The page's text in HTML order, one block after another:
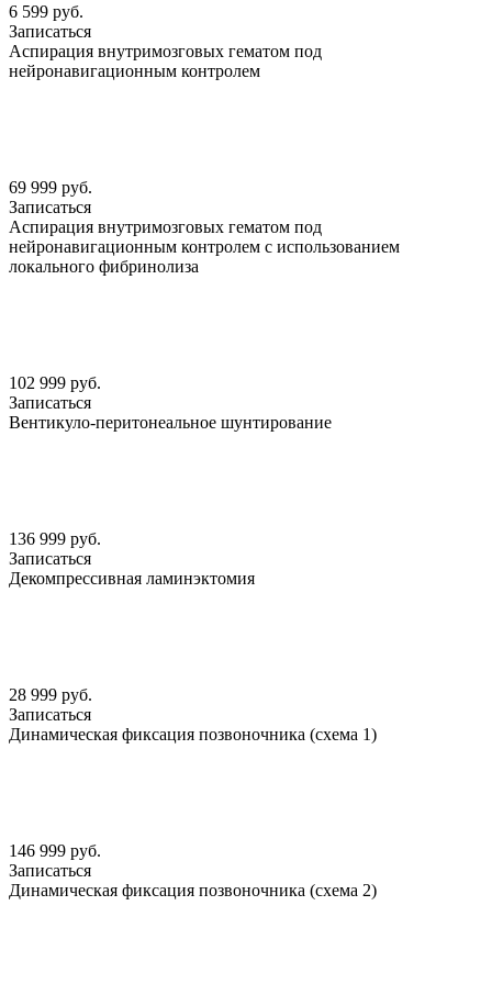
6 599 руб.
Записаться
Аспирация внутримозговых гематом под
нейронавигационным контролем
69 999 руб.
Записаться
Аспирация внутримозговых гематом под
нейронавигационным контролем с использованием
локального фибринолиза
102 999 руб.
Записаться
Вентикуло-перитонеальное шунтирование
136 999 руб.
Записаться
Декомпрессивная ламинэктомия
28 999 руб.
Записаться
Динамическая фиксация позвоночника (схема 1)
146 999 руб.
Записаться
Динамическая фиксация позвоночника (схема 2)